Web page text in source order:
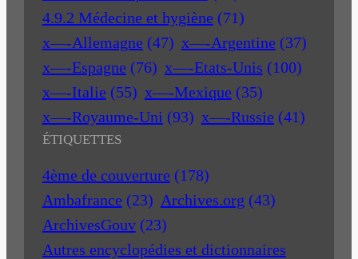
4.9.2 Médecine et hygiène (71)
x—-Allemagne (47) x—-Argentine (37)
x—-Espagne (76) x—-Etats-Unis (100)
x—-Italie (55) x—-Mexique (35)
x—-Royaume-Uni (93) x—-Russie (41)
ÉTIQUETTES
4ème de couverture (178)
Ambafrance (23) Archives.org (43)
ArchivesGouv (23)
Autres encyclopédies et dictionnaires